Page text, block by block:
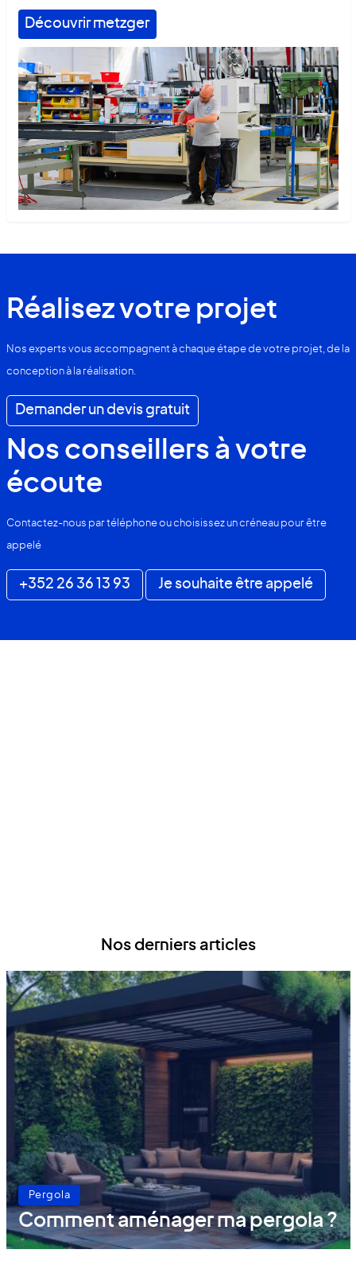
Découvrir metzger
Réalisez votre projet
Nos experts vous accompagnent à chaque étape de votre projet, de la
conception à la réalisation.
Demander un devis gratuit
Nos conseillers à votre
écoute
Contactez-nous par téléphone ou choisissez un créneau pour être
appelé
+352 26 36 13 93 Je souhaite être appelé
Nos derniers articles
Pergola
Comment aménager ma pergola ?